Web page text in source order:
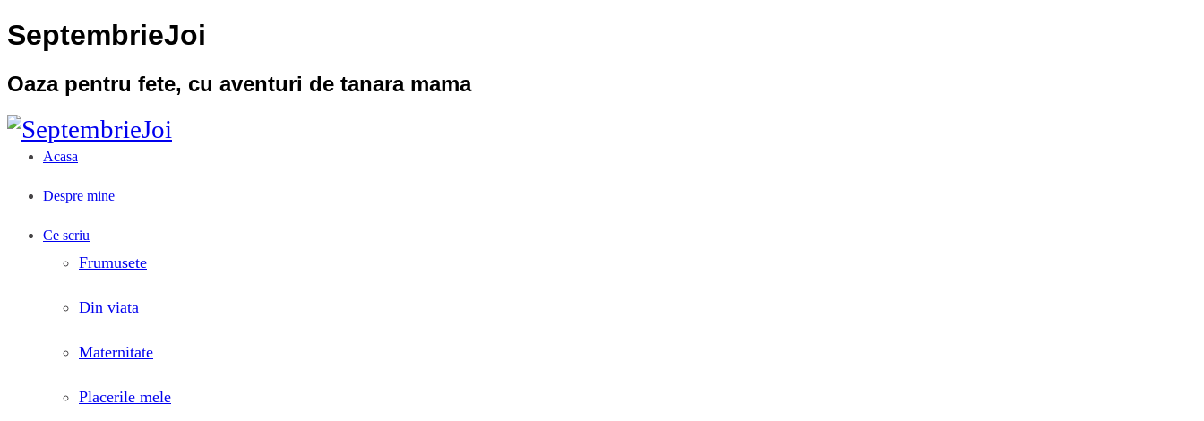
SeptembrieJoi
Oaza pentru fete, cu aventuri de tanara mama
Acasa
Despre mine
Ce scriu
Frumusete
Din viata
Maternitate
Placerile mele